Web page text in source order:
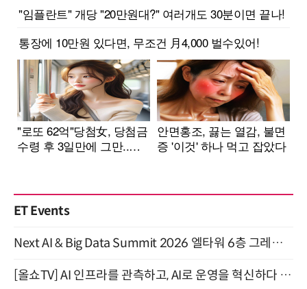
ET Events
Next AI & Big Data Summit 2026 엘타워 6층 그레이스홀 개최 (9/18)
[올쇼TV] AI 인프라를 관측하고, AI로 운영을 혁신하다 (8월 11일 생방송)